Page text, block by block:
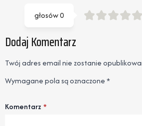
głosów0
Dodaj Komentarz
Twój adres email nie zostanie
Wymagane pola są oznaczone*
Komentarz *